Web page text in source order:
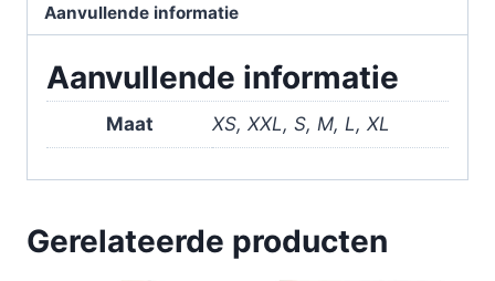
Aanvullende informatie
Aanvullende informatie
Maat XS, XXL, S, M, L, XL
Gerelateerde producten